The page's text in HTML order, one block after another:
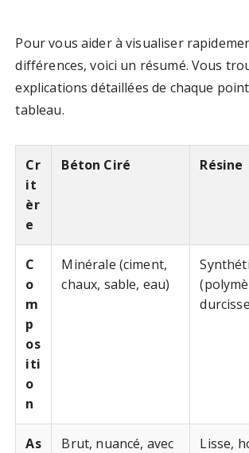
Pour vous aider à visualiser
différences, voici un résumé. Vous
explications détaillées de chaque
tableau.
Cr
it
èr
e
Béton Ciré Résine
C
o
m
p
os
iti
o
n
Minérale (ciment,
chaux, sable, eau)
As
Brut, nuancé, avec
Lisse,